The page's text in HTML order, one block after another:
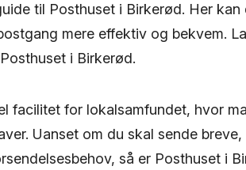
til Posthuset i Birkerød. Her
mere effektiv og bekvem.
i Birkerød.
facilitet for lokalsamfundet, hvor
Uanset om du skal sende
så er Posthuset i